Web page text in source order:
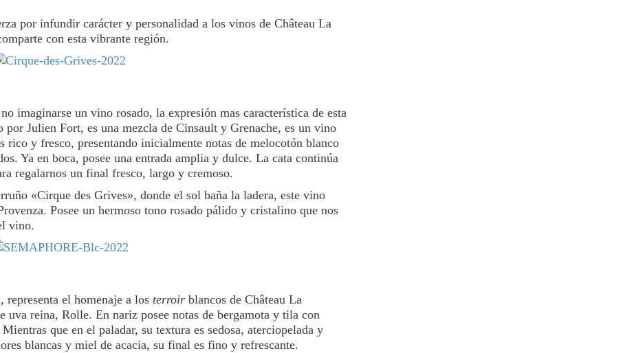
por infundir carácter y personalidad a los vinos de Château La
con esta vibrante región.
imaginarse un vino rosado, la expresión mas característica de esta
por Julien Fort, es una mezcla de Cinsault y Grenache, es un vino
y fresco, presentando inicialmente notas de melocotón blanco
Ya en boca, posee una entrada amplia y dulce. La cata continúa
regalarnos un final fresco, largo y cremoso.
«Cirque des Grives», donde el sol baña la ladera, este vino
Posee un hermoso tono rosado pálido y cristalino que nos
vino.
el homenaje a los terroir blancos de Château La
uva reina, Rolle. En nariz posee notas de bergamota y tila con
que en el paladar, su textura es sedosa, aterciopelada y
blancas y miel de acacia, su final es fino y refrescante.